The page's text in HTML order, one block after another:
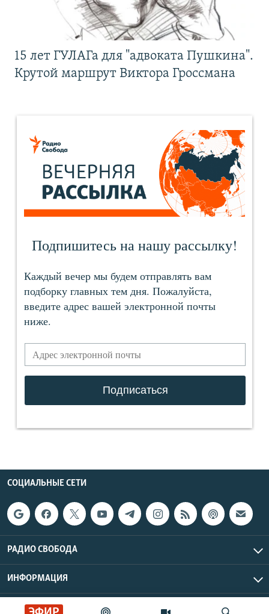
15 лет ГУЛАГа для "адвоката Пушкина".
Крутой маршрут Виктора Гроссмана
СОЦИАЛЬНЫЕ СЕТИ
РАДИО СВОБОДА
ИНФОРМАЦИЯ
Радио Свобода © 2026 RFE/RL, Inc. | Все права защищены.